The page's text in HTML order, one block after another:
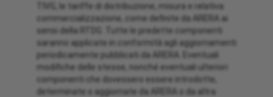
TIVG, le tariffe di distribuzione, misura e relativa
commercializzazione, come definite da ARERA ai
sensi della RTDG. Tutte le predette componenti
saranno applicate in conformità agli aggiornamenti
periodicamente pubblicati da ARERA. Eventuali
modifiche delle stesse, nonché eventuali ulteriori
componenti che dovessero essere introdotte,
determinate o aggiornate da ARERA o da altra